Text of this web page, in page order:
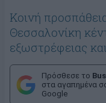
Κοινή
Θεσσαλονίκη
εξωστρέφειας
Πρόσθεσε το
στα αγαπημένα
Google